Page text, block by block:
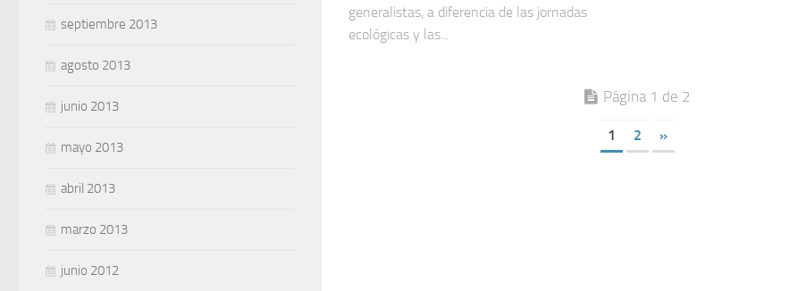
generalistas, a diferencia de las jornadas
ecológicas y las...
Página 1 de 2
1 2 »
septiembre 2013
agosto 2013
junio 2013
mayo 2013
abril 2013
marzo 2013
junio 2012